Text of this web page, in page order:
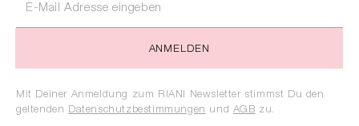
ANMELDEN
Mit Deiner Anmeldung zum RIANI Newsletter stimmst Du den
geltenden Datenschutzbestimmungen und AGB zu.